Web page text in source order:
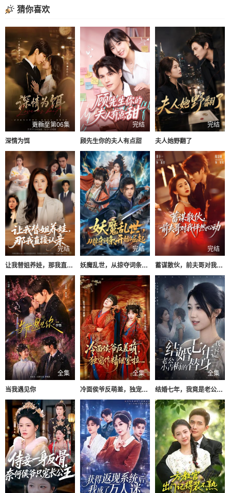
猜你喜欢
更新至第06集
深情为饵
完结
顾先生你的夫人有点甜
完结
夫人她野翻了
完结
让我替姐养娃，那我直接认亲
完结
妖魔乱世，从掠夺词条开始崛起
完结
蓄谋散伙，前夫哥对我怦然心动
全集
当我遇见你
全集
冷面侯爷反萌差，独宠作精继室啦
全集
结婚七年，我竟是老公小青梅的替身